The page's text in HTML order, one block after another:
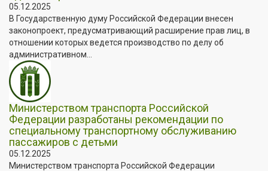
05.12.2025
В Государственную думу Российской Федерации внесен
законопроект, предусматривающий расширение прав лиц, в
отношении которых ведется производство по делу об
административном...
Министерством транспорта Российской
Федерации разработаны рекомендации по
специальному транспортному обслуживанию
пассажиров с детьми
05.12.2025
Министерством транспорта Российской Федерации